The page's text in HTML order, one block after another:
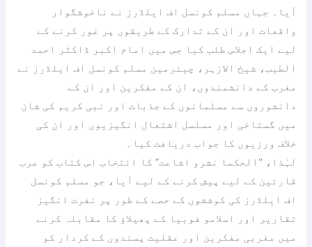
آیا۔ جہاں مسلم کونسل اف ایلڈرز نے ناخوشگوار
واقعات اور ان کے تدارک کے طریقوں پر غور کرنے کے
لیے ایک اجلاس طلب کیا جس میں امام اکبر ڈاکٹر احمد
الطیب، شیخ الازہر، چیئرمین مسلم کونسل اف ایلڈرز نے
مغرب کے دانشمندوں، ان کے مفکرین اور ان کے
دانشوروں سے مسلمانوں کے جذبات اور نبی کریم کی شان
میں گستاخی اور مسلسل اشتعال انگیزیوں اور ان کی
خلاف ورزیوں کا جواب دریافت کیا۔
لہٰذا، "الحکما نشرو اشاعت” کا انتخاب اس کتاب کو عرب
قارئین کے لیے پیش کرنے کے لیے آیا، جو مسلم کونسل
اف ایلڈرز کی کوششوں کے حصے کے طور پر نفرت انگیز
تقاریر اور اسلامو فوبیا کے پھیلاؤ کا مقابلہ کرنے
میں مغربی مفکرین اور عقلیت پسندوں کے کردار کو